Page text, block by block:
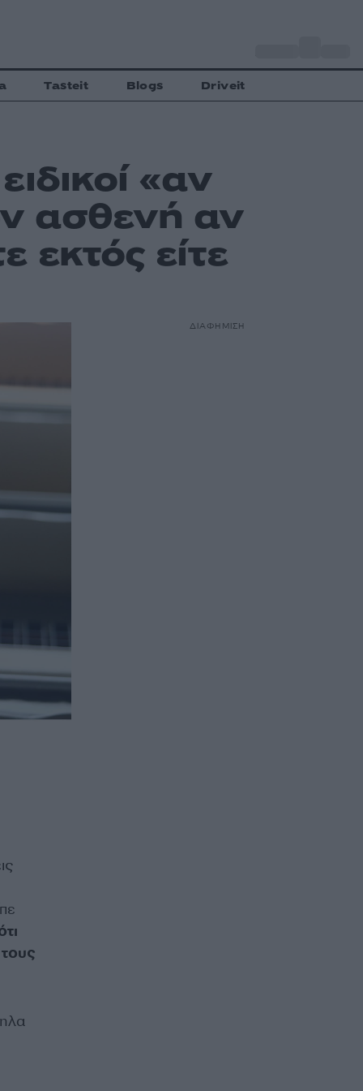
Tasteit Blogs Driveit
«αν
ασθενή αν
εκτός είτε
ΔΙΑΦΗΜΙΣΗ